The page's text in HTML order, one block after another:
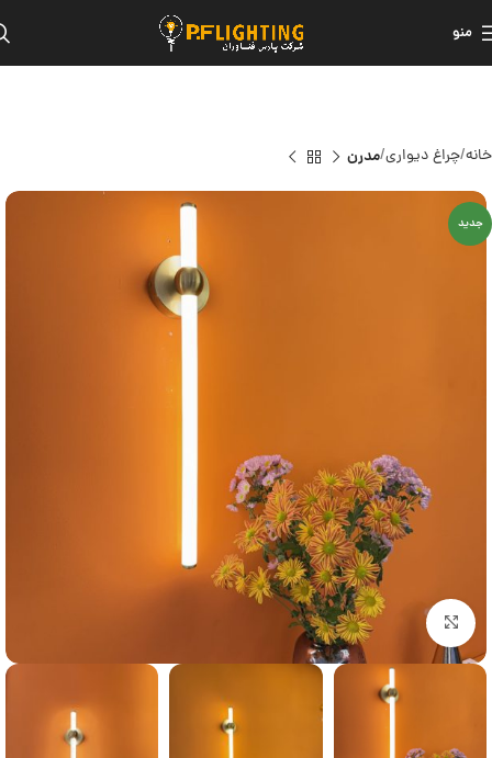
منو
خانه چراغ دیواری مدرن
جدید
بزرگنمایی تصویر